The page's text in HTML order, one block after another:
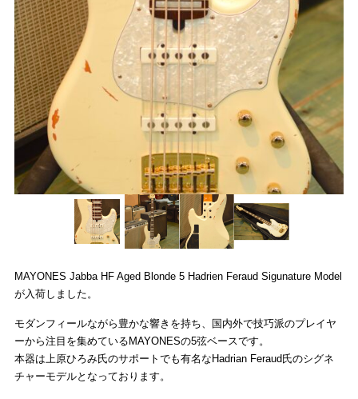
English
トレトレ倉庫 糸満店
トレトレ倉庫 あわせモー
ル店
MAYONES Jabba HF Aged Blonde 5 Hadrien Feraud Sigunature Model
が入荷しました。
モダンフィールながら豊かな響きを持ち、国内外で技巧派のプレイヤ
ーから注目を集めているMAYONESの5弦ベースです。
本器は上原ひろみ氏のサポートでも有名なHadrian Feraud氏のシグネ
チャーモデルとなっております。